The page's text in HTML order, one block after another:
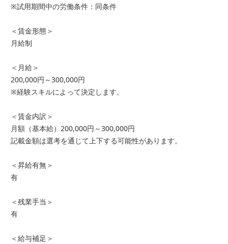
※試用期間中の労働条件：同条件
＜賃金形態＞
月給制
＜月給＞
200,000円～300,000円
※経験スキルによって決定します。
＜賃金内訳＞
月額（基本給）200,000円～300,000円
記載金額は選考を通じて上下する可能性があります。
＜昇給有無＞
有
＜残業手当＞
有
＜給与補足＞